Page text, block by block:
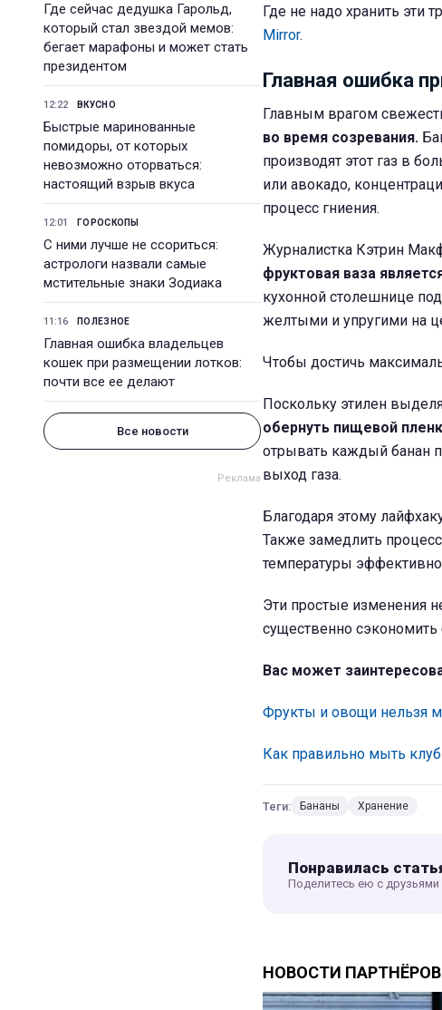
Где сейчас дедушка Гарольд,
который стал звездой мемов:
бегает марафоны и может стать
президентом
12:22 ВКУСНО
Быстрые маринованные
помидоры, от которых
невозможно оторваться:
настоящий взрыв вкуса
12:01 ГОРОСКОПЫ
С ними лучше не ссориться:
астрологи назвали самые
мстительные знаки Зодиака
11:16 ПОЛЕЗНОЕ
Главная ошибка владельцев
кошек при размещении лотков:
почти все ее делают
Все новости
Где не надо хранить эти
Mirror.
Главная ошибка
Главным врагом
во время созревания.
производят этот газ в
или авокадо,
процесс гниения.
Журналистка Кэтрин
фруктовая ваза
кухонной столешнице
желтыми и упругими на
Чтобы достичь
Поскольку этилен
обернуть пищевой
отрывать каждый банан
выход газа.
Благодаря этому
Также замедлить
температуры
Эти простые изменения
существенно
Вас может
Фрукты и овощи нельзя
Как правильно мыть
Теги: Бананы Хранение
Понравилась
Поделитесь ею с друзьями